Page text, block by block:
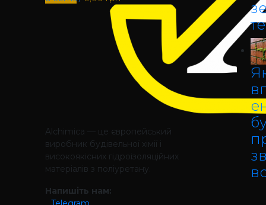
Alchimica — це європейський
виробник будівельної хімії і
високоякісних гідроізоляційних
матеріалів з поліуретану.
Напишіть нам: